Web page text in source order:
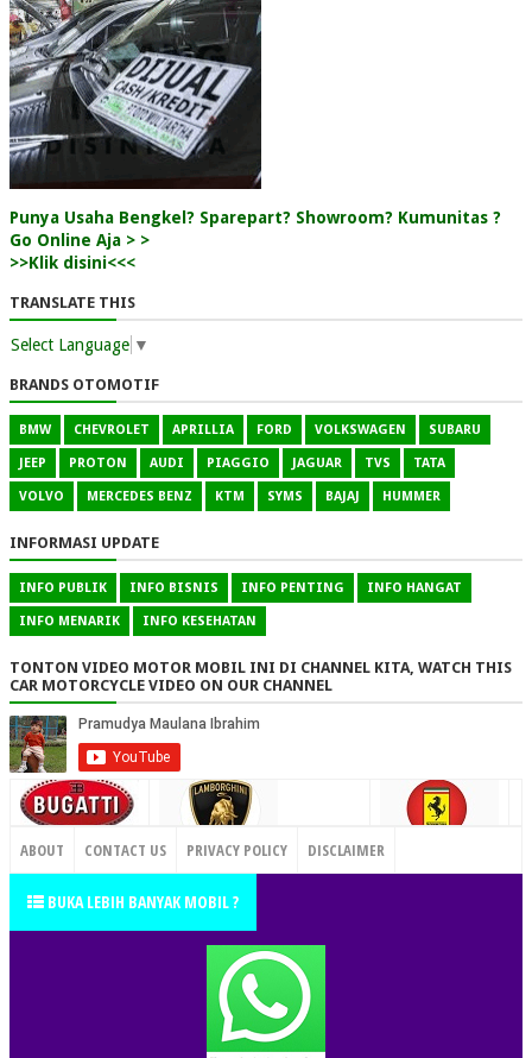
Punya Usaha Bengkel? Sparepart? Showroom? Kumunitas ?
Go Online Aja > >
>>Klik disini<<<
TRANSLATE THIS
Select Language ▼
BRANDS OTOMOTIF
BMW CHEVROLET APRILLIA FORD VOLKSWAGEN SUBARU
JEEP PROTON AUDI PIAGGIO JAGUAR TVS TATA
VOLVO MERCEDES BENZ KTM SYMS BAJAJ HUMMER
INFORMASI UPDATE
INFO PUBLIK INFO BISNIS INFO PENTING INFO HANGAT
INFO MENARIK INFO KESEHATAN
TONTON VIDEO MOTOR MOBIL INI DI CHANNEL KITA, WATCH THIS
CAR MOTORCYCLE VIDEO ON OUR CHANNEL
CONTACT US
ABOUT CONTACT US PRIVACY POLICY DISCLAIMER
TERMS OF SERVICE SITEMAP
BUKA LEBIH BANYAK MOBIL ?